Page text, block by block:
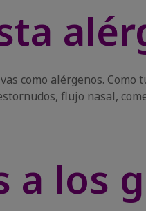
como alérgenos. Como
flujo nasal,
a los